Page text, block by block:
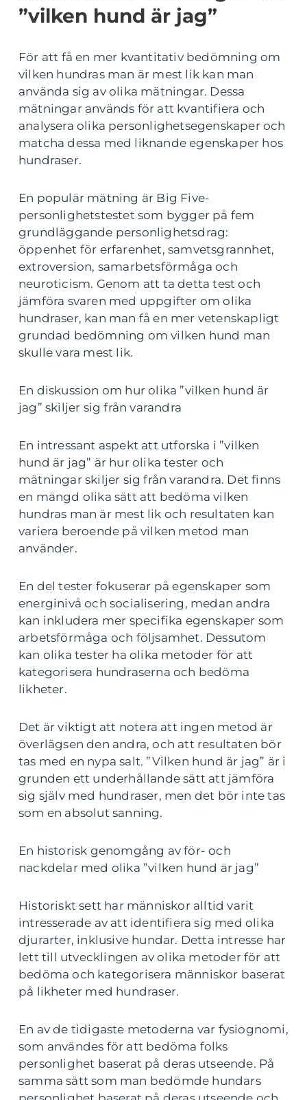
”vilken hund är jag”
För att få en mer kvantitativ bedömning om
vilken hundras man är mest lik kan man
använda sig av olika mätningar. Dessa
mätningar används för att kvantifiera och
analysera olika personlighetsegenskaper och
matcha dessa med liknande egenskaper hos
hundraser.
En populär mätning är Big Five-
personlighetstestet som bygger på fem
grundläggande personlighetsdrag:
öppenhet för erfarenhet, samvetsgrannhet,
extroversion, samarbetsförmåga och
neuroticism. Genom att ta detta test och
jämföra svaren med uppgifter om olika
hundraser, kan man få en mer vetenskapligt
grundad bedömning om vilken hund man
skulle vara mest lik.
En diskussion om hur olika ”vilken hund är
jag” skiljer sig från varandra
En intressant aspekt att utforska i ”vilken
hund är jag” är hur olika tester och
mätningar skiljer sig från varandra. Det finns
en mängd olika sätt att bedöma vilken
hundras man är mest lik och resultaten kan
variera beroende på vilken metod man
använder.
En del tester fokuserar på egenskaper som
energinivå och socialisering, medan andra
kan inkludera mer specifika egenskaper som
arbetsförmåga och följsamhet. Dessutom
kan olika tester ha olika metoder för att
kategorisera hundraserna och bedöma
likheter.
Det är viktigt att notera att ingen metod är
överlägsen den andra, och att resultaten bör
tas med en nypa salt. ”Vilken hund är jag” är i
grunden ett underhållande sätt att jämföra
sig själv med hundraser, men det bör inte tas
som en absolut sanning.
En historisk genomgång av för- och
nackdelar med olika ”vilken hund är jag”
Historiskt sett har människor alltid varit
intresserade av att identifiera sig med olika
djurarter, inklusive hundar. Detta intresse har
lett till utvecklingen av olika metoder för att
bedöma och kategorisera människor baserat
på likheter med hundraser.
En av de tidigaste metoderna var fysiognomi,
som användes för att bedöma folks
personlighet baserat på deras utseende. På
samma sätt som man bedömde hundars